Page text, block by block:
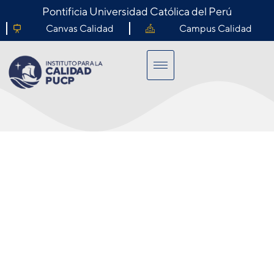
Pontificia Universidad Católica del Perú
Canvas Calidad Campus Calidad